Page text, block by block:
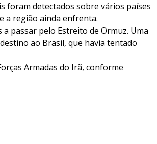
foram detectados sobre vários países
a região ainda enfrenta.
passar pelo Estreito de Ormuz. Uma
ao Brasil, que havia tentado
Armadas do Irã, conforme